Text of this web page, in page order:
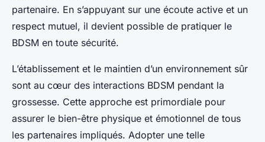
partenaire. En s’appuyant sur une écoute active et un
respect mutuel, il devient possible de pratiquer le
BDSM en toute sécurité.
L’établissement et le maintien d’un environnement sûr
sont au cœur des interactions BDSM pendant la
grossesse. Cette approche est primordiale pour
assurer le bien-être physique et émotionnel de tous
les partenaires impliqués. Adopter une telle